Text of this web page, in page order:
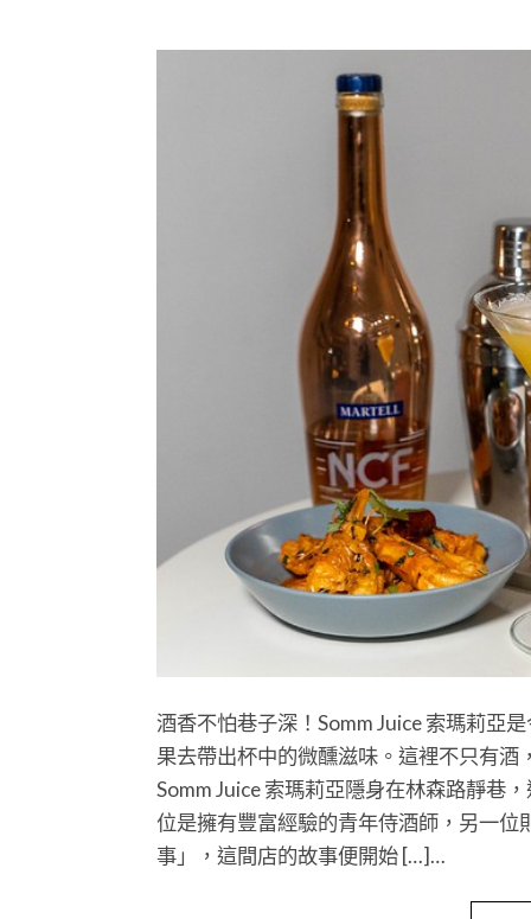
酒香不怕巷子深！Somm Juice 索瑪莉亞
果去帶出杯中的微醺滋味。這裡不只有酒
Somm Juice 索瑪莉亞隱身在林森路靜巷
位是擁有豐富經驗的青年侍酒師，另一
事」，這間店的故事便開始 […]…